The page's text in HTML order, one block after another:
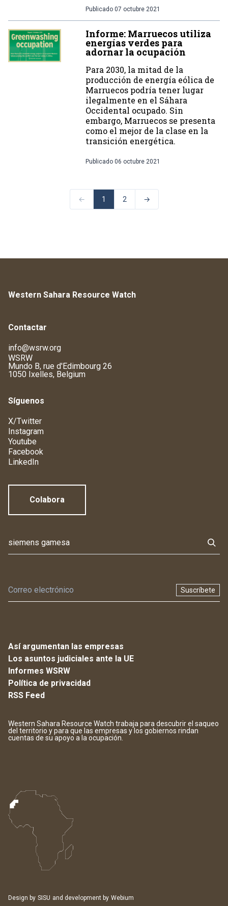
Publicado 07 octubre 2021
Informe: Marruecos utiliza
energías verdes para
adornar la ocupación
Para 2030, la mitad de la
producción de energía eólica de
Marruecos podría tener lugar
ilegalmente en el Sáhara
Occidental ocupado. Sin
embargo, Marruecos se presenta
como el mejor de la clase en la
transición energética.
Publicado 06 octubre 2021
← 1 2 →
Western Sahara Resource Watch
Contactar
info@wsrw.org
WSRW
Mundo B, rue d'Edimbourg 26
1050 Ixelles, Belgium
Síguenos
X/Twitter
Instagram
Youtube
Facebook
LinkedIn
Colabora
Suscríbete
Así argumentan las empresas
Los asuntos judiciales ante la UE
Informes WSRW
Política de privacidad
RSS Feed
Western Sahara Resource Watch trabaja para descubrir el saqueo
del territorio y para que las empresas y los gobiernos rindan
cuentas de su apoyo a la ocupación.
Design by SISU and development by Webium